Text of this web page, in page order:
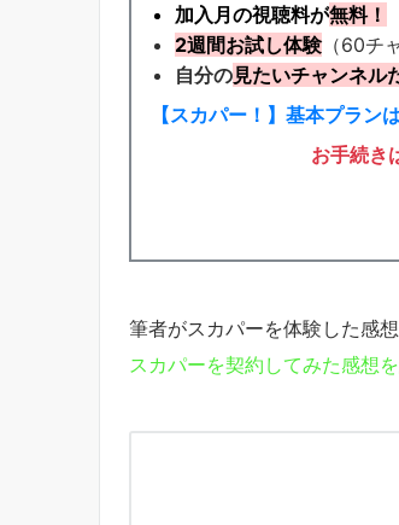
加入月の視聴料が無料！
2週間お試し体験（60チ
自分の見たいチャンネル
【スカパー！】基本プラン
お手続き
筆者がスカパーを体験した感
スカパーを契約してみた感想